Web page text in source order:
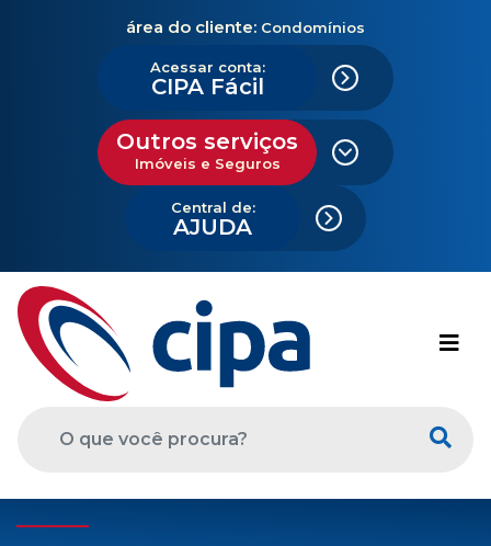
área do cliente: Condomínios
Acessar conta:
CIPA Fácil
Outros serviços
Imóveis e Seguros
Central de:
AJUDA